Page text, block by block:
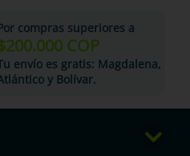
compras superiores a
COP
envío es gratis: Magdalena,
y Bolívar.